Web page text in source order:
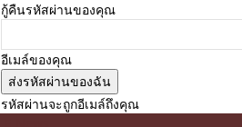
กู้คืนรหัสผ่านของคุณ
อีเมล์ของคุณ
รหัสผ่านจะถูกอีเมล์ถึงคุณ